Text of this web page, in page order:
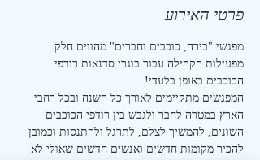
פרטי האירוע
מפגשי "בירה, כוכבים וחברים" מהווים חלק
מפעילות הקהילה עבור בוגרי סדנאות רודפי
הכוכבים באופן בלעדי!
המפגשים מתקיימים לאורך כל השנה ובכל רחבי
הארץ במטרה לחבר ולגבש בין רודפי הכוכבים
השונים, להמשיך לצלם, לתרגל ולהתנסות וכמובן
להכיר מקומות חדשים ואנשים חדשים שאולי לא